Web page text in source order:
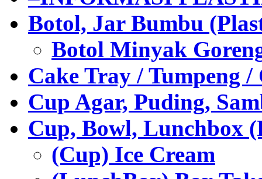
Botol, Jar Bumbu
Botol Minyak
Cake Tray / Tumpeng /
Cup Agar, Puding,
Cup, Bowl, Lunchbox
(Cup) Ice Cream